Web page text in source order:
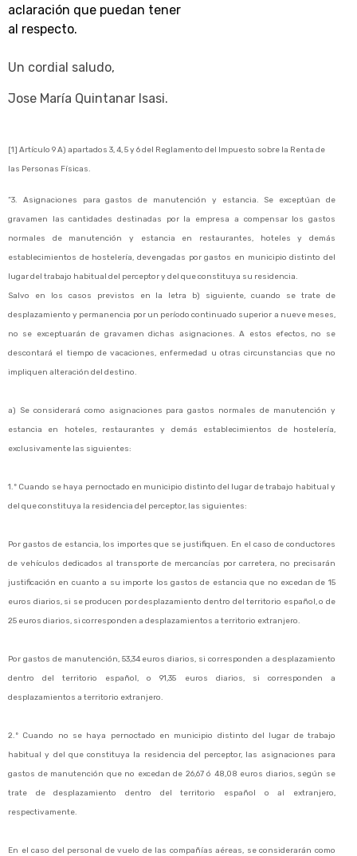
aclaración que puedan tener
al respecto.
Un cordial saludo,
Jose María Quintanar Isasi.
[1] Artículo 9 A) apartados 3, 4, 5 y 6 del Reglamento del Impuesto sobre la Renta de
las Personas Físicas.
“3. Asignaciones para gastos de manutención y estancia. Se exceptúan de
gravamen las cantidades destinadas por la empresa a compensar los gastos
normales de manutención y estancia en restaurantes, hoteles y demás
establecimientos de hostelería, devengadas por gastos en municipio distinto del
lugar del trabajo habitual del perceptor y del que constituya su residencia.
Salvo en los casos previstos en la letra b) siguiente, cuando se trate de
desplazamiento y permanencia por un período continuado superior a nueve meses,
no se exceptuarán de gravamen dichas asignaciones. A estos efectos, no se
descontará el tiempo de vacaciones, enfermedad u otras circunstancias que no
impliquen alteración del destino.
a) Se considerará como asignaciones para gastos normales de manutención y
estancia en hoteles, restaurantes y demás establecimientos de hostelería,
exclusivamente las siguientes:
1.º Cuando se haya pernoctado en municipio distinto del lugar de trabajo habitual y
del que constituya la residencia del perceptor, las siguientes:
Por gastos de estancia, los importes que se justifiquen. En el caso de conductores
de vehículos dedicados al transporte de mercancías por carretera, no precisarán
justificación en cuanto a su importe los gastos de estancia que no excedan de 15
euros diarios, si se producen por desplazamiento dentro del territorio español, o de
25 euros diarios, si corresponden a desplazamientos a territorio extranjero.
Por gastos de manutención, 53,34 euros diarios, si corresponden a desplazamiento
dentro del territorio español, o 91,35 euros diarios, si corresponden a
desplazamientos a territorio extranjero.
2.º Cuando no se haya pernoctado en municipio distinto del lugar de trabajo
habitual y del que constituya la residencia del perceptor, las asignaciones para
gastos de manutención que no excedan de 26,67 ó 48,08 euros diarios, según se
trate de desplazamiento dentro del territorio español o al extranjero,
respectivamente.
En el caso del personal de vuelo de las compañías aéreas, se considerarán como